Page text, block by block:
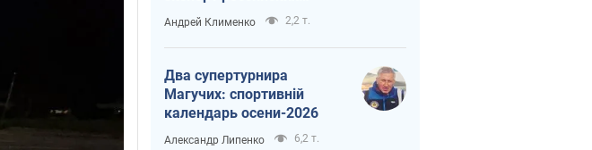
нефтепродуктов
Андрей Клименко 2,2 т.
Два супертурнира
Магучих: спортивній
календарь осени-2026
Александр Липенко 6,2 т.